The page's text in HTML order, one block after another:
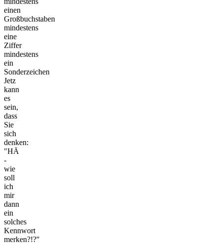
einen
Großbuchstaben
mindestens
eine
Ziffer
mindestens
ein
Sonderzeichen
Jetz
kann
es
sein,
dass
Sie
sich
denken:
"HÄ
-
wie
soll
ich
mir
dann
ein
solches
Kennwort
merken?!?"